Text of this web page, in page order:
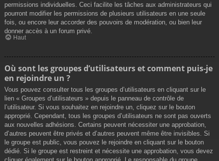
permissions individuelles. Ceci facilite les tâches aux administrateurs qui
pourront modifier les permissions de plusieurs utilisateurs en une seule
fois, ou encore leur accorder des pouvoirs de modération, ou bien leur
donner accès à un forum privé.
Haut
Où sont les groupes d’utilisateurs et comment puis-je
en rejoindre un ?
Vous pouvez consulter tous les groupes d’utilisateurs en cliquant sur le
lien « Groupes d’utilisateurs » depuis le panneau de contrôle de
l’utilisateur. Si vous souhaitez en rejoindre un, cliquez sur le bouton
approprié. Cependant, tous les groupes d’utilisateurs ne sont pas ouverts
aux nouvelles adhésions. Certains peuvent nécessiter une approbation,
d’autres peuvent être privés et d’autres peuvent même être invisibles. Si
le groupe est public, vous pouvez le rejoindre en cliquant sur le bouton
dédié. Si le groupe est restreint et nécessite une approbation, vous devez